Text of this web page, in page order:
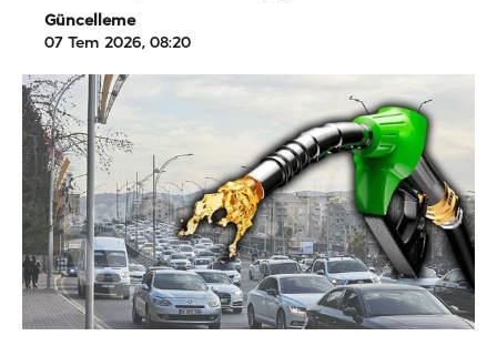
Güncelleme
07 Tem 2026, 08:20